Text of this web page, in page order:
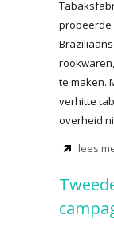
probeerde
te maken.
verhitte
overheid
lees